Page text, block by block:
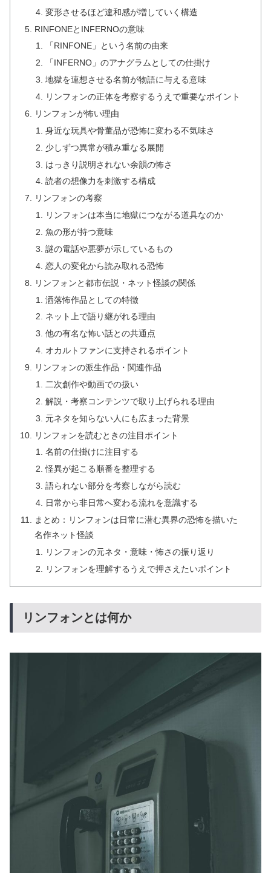
変形させるほど違和感が増していく構造
RINFONEとINFERNOの意味
「RINFONE」という名前の由来
「INFERNO」のアナグラムとしての仕掛け
地獄を連想させる名前が物語に与える意味
リンフォンの正体を考察するうえで重要なポイント
リンフォンが怖い理由
身近な玩具や骨董品が恐怖に変わる不気味さ
少しずつ異常が積み重なる展開
はっきり説明されない余韻の怖さ
読者の想像力を刺激する構成
リンフォンの考察
リンフォンは本当に地獄につながる道具なのか
魚の形が持つ意味
謎の電話や悪夢が示しているもの
恋人の変化から読み取れる恐怖
リンフォンと都市伝説・ネット怪談の関係
洒落怖作品としての特徴
ネット上で語り継がれる理由
他の有名な怖い話との共通点
オカルトファンに支持されるポイント
リンフォンの派生作品・関連作品
二次創作や動画での扱い
解説・考察コンテンツで取り上げられる理由
元ネタを知らない人にも広まった背景
リンフォンを読むときの注目ポイント
名前の仕掛けに注目する
怪異が起こる順番を整理する
語られない部分を考察しながら読む
日常から非日常へ変わる流れを意識する
まとめ：リンフォンは日常に潜む異界の恐怖を描いた
名作ネット怪談
リンフォンの元ネタ・意味・怖さの振り返り
リンフォンを理解するうえで押さえたいポイント
リンフォンとは何か